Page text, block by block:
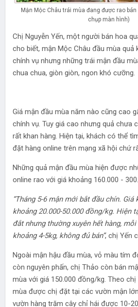
Mận Mộc Châu trái mùa đang được rao
chụp màn hình)
Chị Nguyễn Yến, một người bán hoa
cho biết, mận Mộc Châu đầu mùa quả
chính vụ nhưng những trái mận đầu
chua chua, giòn giòn, ngon khó cưỡng.
Giá mận đầu mùa năm nào cũng cao
chính vụ. Tuy giá cao nhưng quả chưa
rất khan hàng. Hiện tại, khách có thể
đặt hàng online trên mạng xã hội chứ
Những quả mận đầu mùa hiện được
online rao với giá khoảng 160.000 -
“Tháng 5-6 mận mới bắt đầu chín. Giá
khoảng 20.000-50.000 đồng/kg. Hiện
đắt nhưng thường xuyên hết hàng,
khoảng 4-5kg, không đủ bán”, chị Yến
Ngoài mận hậu đầu mùa, vỏ màu tím
còn nguyên phấn, chị Thảo còn bán
mùa với giá 150.000 đồng/kg. Theo
mùa được chị đặt tại các vườn mận
vườn hàng trăm cây chỉ hái được 10-